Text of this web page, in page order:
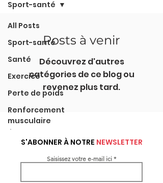
All Posts
Sport-santé
Santé
Exercice
Perte de poids
Renforcement
musculaire
Sport-santé
Posts à venir
Découvrez d'autres
catégories de ce blog ou
revenez plus tard.
S'ABONNER À NOTRE NEWSLETTER
Saisissez votre e-mail ici